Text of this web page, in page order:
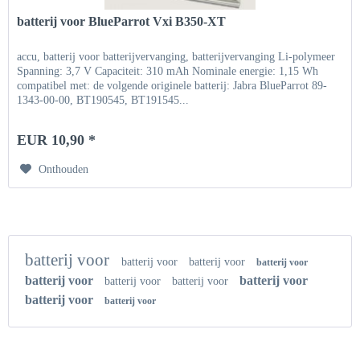
batterij voor BlueParrot Vxi B350-XT
accu, batterij voor batterijvervanging, batterijvervanging Li-polymeer
Spanning: 3,7 V Capaciteit: 310 mAh Nominale energie: 1,15 Wh
compatibel met: de volgende originele batterij: Jabra BlueParrot 89-
1343-00-00, BT190545, BT191545...
EUR 10,90 *
Onthouden
batterij voor batterij voor batterij voor batterij voor
batterij voor batterij voor batterij voor
batterij voor
batterij voor
batterij voor